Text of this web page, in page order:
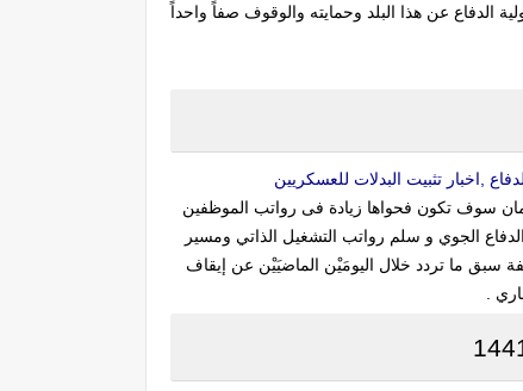
ويحمل العسكريون على عاتقهم مسؤولية الدفاع عن هذا البلد وحمايته والوقوف صفاً واحداً
تحدثت عدة مصادر عن ان هناك اوامر ملكية محرم 1442 جديدة من الملك سلمان سوف تكون فحواها زيادة فى رواتب الموظفين
العين الخاصة لاخر اخبار رواتب الدفاع الجوي و سلم رواتب التشغيل الذاتي ومسير
ما تردد خلال اليومَيْن الماضيَيْن عن إيقاف
.